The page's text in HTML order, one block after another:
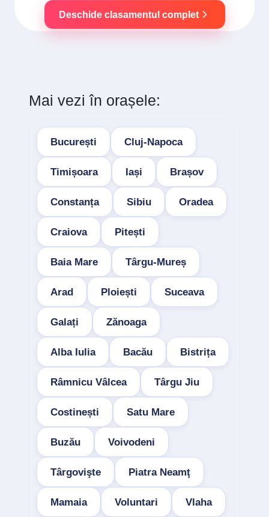
Deschide clasamentul complet
Mai vezi în orașele:
București Cluj-Napoca
Timișoara Iași Brașov
Constanța Sibiu Oradea
Craiova Pitești
Baia Mare Târgu-Mureș
Arad Ploiești Suceava
Galați Zănoaga
Alba Iulia Bacău Bistrița
Râmnicu Vâlcea Târgu Jiu
Costinești Satu Mare
Buzău Voivodeni
Târgovişte Piatra Neamţ
Mamaia Voluntari Vlaha